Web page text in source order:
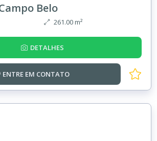
Belo
261.00 m²
DETALHES
ENTRE EM CONTATO